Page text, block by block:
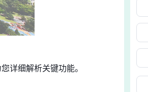
详细解析关键功能。